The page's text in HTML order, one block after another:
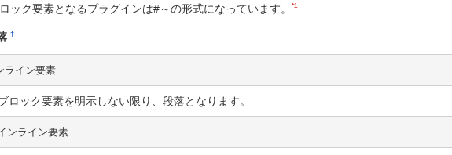
ック要素となるプラグインは#～の形式になっています。 *1
†
ライン要素
ロック要素を明示しない限り、段落となります。
ンライン要素